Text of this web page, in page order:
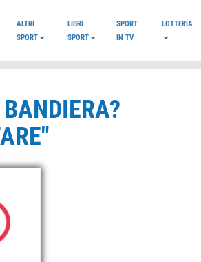
ALTRI
SPORT
LIBRI
SPORT
SPORT
IN TV
LOTTERIA